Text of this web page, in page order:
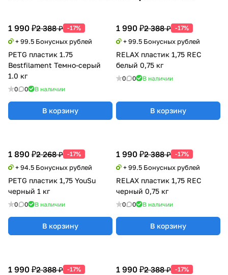
1 990 ₽2 388 ₽ -17%
+ 99.5 Бонусных рублей
PETG пластик 1.75
Bestfilament Темно-серый
1.0 кг
0 0 В наличии
В корзину
1 990 ₽2 388 ₽ -17%
+ 99.5 Бонусных рублей
RELAX пластик 1,75 REC
белый 0,75 кг
0 0 В наличии
В корзину
1 990 ₽2 388 ₽ -17%
+ 99.5 Бонусных рублей
RELAX пластик 1,75 REC
черный 0,75 кг
0 0 В наличии
В корзину
1 990 ₽2 388 ₽ -17% 1 990 ₽2 388 ₽ -17%
1 890 ₽2 268 ₽ -17%
+ 94.5 Бонусных рублей
PETG пластик 1,75 YouSu
черный 1 кг
0 0 В наличии
В корзину